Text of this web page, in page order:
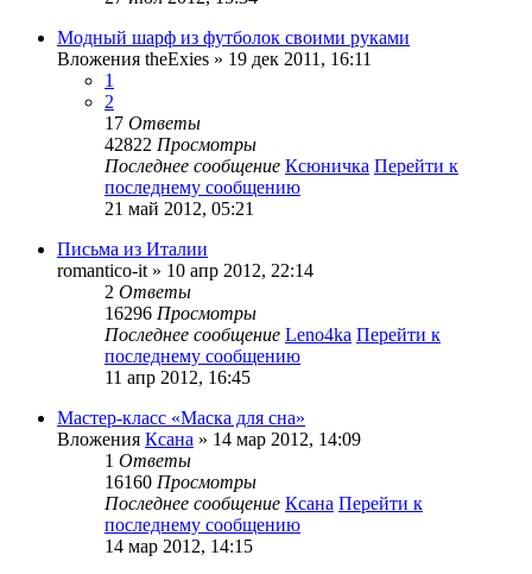
Модный шарф из футболок своими руками
Вложения theExies » 19 дек 2011, 16:11
1
2
17 Ответы
42822 Просмотры
Последнее сообщение Ксюничка Перейти к
последнему сообщению
21 май 2012, 05:21
Письма из Италии
romantico-it » 10 апр 2012, 22:14
2 Ответы
16296 Просмотры
Последнее сообщение Leno4ka Перейти к
последнему сообщению
11 апр 2012, 16:45
Мастер-класс «Маска для сна»
Вложения Ксана » 14 мар 2012, 14:09
1 Ответы
16160 Просмотры
Последнее сообщение Ксана Перейти к
последнему сообщению
14 мар 2012, 14:15